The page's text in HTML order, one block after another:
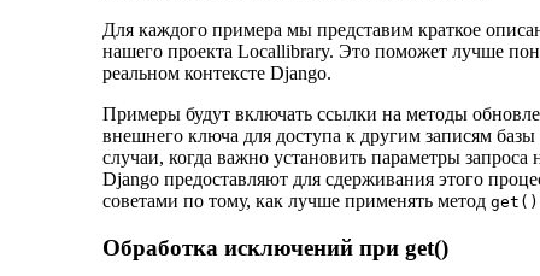
Для каждого примера мы представим краткое
нашего проекта Locallibrary. Это поможет лучше
реальном контексте Django.
Примеры будут включать ссылки на методы
внешнего ключа для доступа к другим записям
случаи, когда важно установить параметры
Django предоставляют для сдерживания этого
советами по тому, как лучше применять метод get()
Обработка исключений при get()